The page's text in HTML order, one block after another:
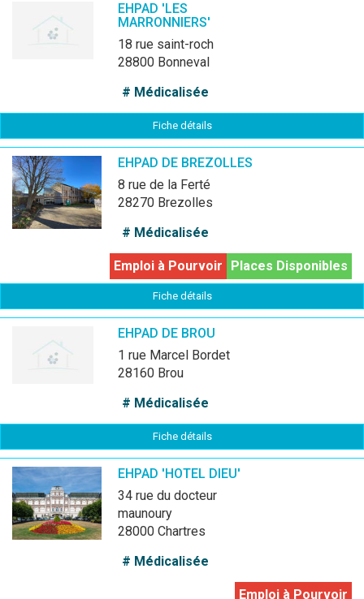
EHPAD 'LES
MARRONNIERS'
18 rue saint-roch
28800 Bonneval
# Médicalisée
Fiche détails
EHPAD DE BREZOLLES
8 rue de la Ferté
28270 Brezolles
# Médicalisée
Places Disponibles
Emploi à Pourvoir
Fiche détails
EHPAD DE BROU
1 rue Marcel Bordet
28160 Brou
# Médicalisée
Fiche détails
EHPAD 'HOTEL DIEU'
34 rue du docteur
maunoury
28000 Chartres
# Médicalisée
Emploi à Pourvoir